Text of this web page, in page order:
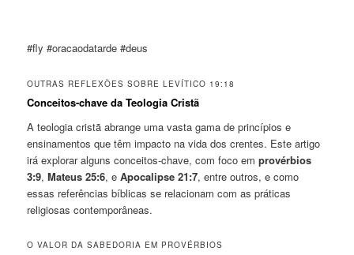
#fly #oracaodatarde #deus
OUTRAS REFLEXÕES SOBRE LEVÍTICO 19:18
Conceitos-chave da Teologia Cristã
A teologia cristã abrange uma vasta gama de princípios e
ensinamentos que têm impacto na vida dos crentes. Este artigo
irá explorar alguns conceitos-chave, com foco emprovérbios
3:9,Mateus 25:6, eApocalipse 21:7, entre outros, e como
essas referências bíblicas se relacionam com as práticas
religiosas contemporâneas.
O VALOR DA SABEDORIA EM PROVÉRBIOS